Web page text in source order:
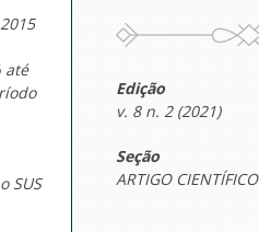
até
SUS
Edição
v. 8 n. 2 (2021)
Seção
ARTIGO CIENTÍFICO